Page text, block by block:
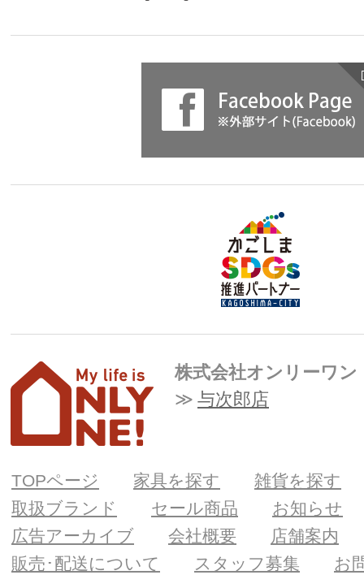
株式会社オンリーワン
与次郎店
TOPページ 家具を探す
雑貨を探す
取扱ブランド
セール商品
お知らせ
広告アーカイブ
会社概要
店舗案内
販売･配送について
スタッフ募集
お